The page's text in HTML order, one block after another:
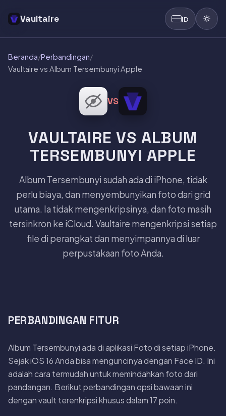
Vaultaire ID
Beranda/Perbandingan/
Vaultaire vs Album Tersembunyi Apple
VS
VAULTAIRE VS ALBUM
TERSEMBUNYI APPLE
Album Tersembunyi sudah ada di iPhone, tidak
perlu biaya, dan menyembunyikan foto dari grid
utama. Ia tidak mengenkripsinya, dan foto masih
tersinkron ke iCloud. Vaultaire mengenkripsi setiap
file di perangkat dan menyimpannya di luar
perpustakaan foto Anda.
PERBANDINGAN FITUR
Album Tersembunyi ada di aplikasi Foto di setiap iPhone.
Sejak iOS 16 Anda bisa menguncinya dengan Face ID. Ini
adalah cara termudah untuk memindahkan foto dari
pandangan. Berikut perbandingan opsi bawaan ini
dengan vault terenkripsi khusus dalam 17 poin.